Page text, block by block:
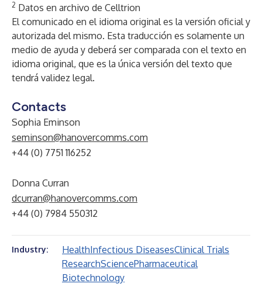
2 Datos en archivo de Celltrion
El comunicado en el idioma original es la versión oficial y
autorizada del mismo. Esta traducción es solamente un
medio de ayuda y deberá ser comparada con el texto en
idioma original, que es la única versión del texto que
tendrá validez legal.
Contacts
Sophia Eminson
seminson@hanovercomms.com
+44 (0) 7751 116252
Donna Curran
dcurran@hanovercomms.com
+44 (0) 7984 550312
Industry: HealthInfectious DiseasesClinical Trials
ResearchSciencePharmaceutical
Biotechnology